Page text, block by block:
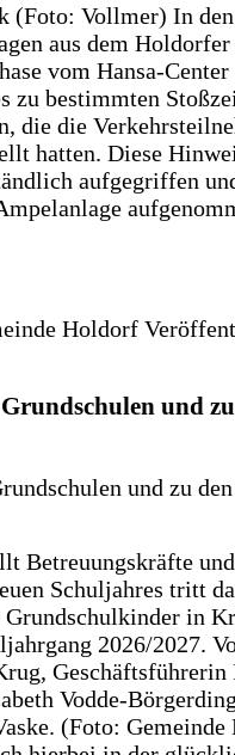
(Foto: Vollmer) In
aus dem Holdorfer
vom Hansa-
zu bestimmten
die die
hatten. Diese
aufgegriffen
Holdorf
und
Betreuungskräfte
Schuljahres tritt
Grundschulkinder in
2026/2027.
Geschäftsführerin
Vodde-
(Foto: